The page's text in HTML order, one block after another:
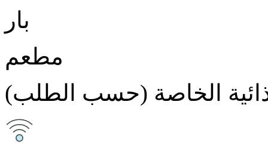
بار
مطعم
الخاصة (حسب الطلب)